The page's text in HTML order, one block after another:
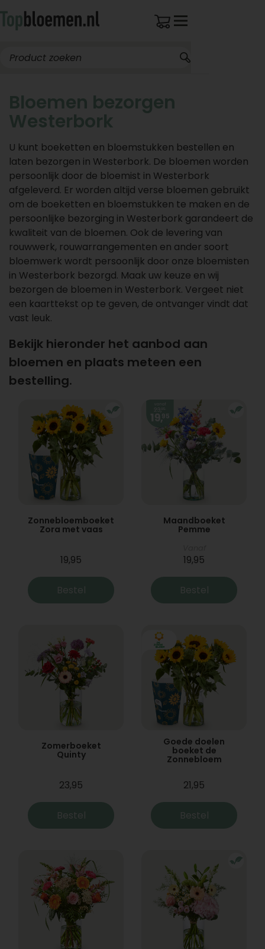
Bloemen bezorgen
Westerbork
U kunt boeketten en bloemstukken bestellen en
laten bezorgen in Westerbork. De bloemen worden
persoonlijk door de bloemist in Westerbork
afgeleverd. Er worden altijd verse bloemen gebruikt
om de boeketten en bloemstukken te maken en de
persoonlijke bezorging in Westerbork garandeert de
kwaliteit van de bloemen. Ook de levering van
rouwwerk, rouwarrangementen en ander soort
bloemwerk wordt persoonlijk door onze bloemisten
in Westerbork bezorgd. Maak uw keuze en wij
bezorgen de bloemen in Westerbork. Vergeet niet
een kaarttekst op te geven, de ontvanger vindt dat
vast leuk.
Bekijk hieronder het aanbod aan
bloemen en plaats meteen een
bestelling.
Zonnebloemboeket
Zora met vaas
19,95
Bestel
Maandboeket
Pemme
19,95
Bestel
Zomerboeket
Quinty
23,95
Bestel
Goede doelen
boeket de
Zonnebloem
21,95
Bestel